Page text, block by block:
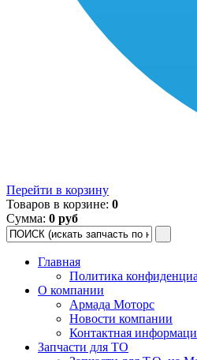
Перейти в корзину
Товаров в корзине: 0
Сумма: 0 руб
Главная
Политика
О компании
Армада Моторс
Новости компании
Контактная
Запчасти для ТО